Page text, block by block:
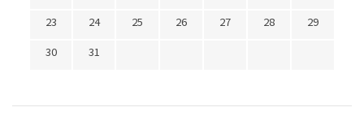
23
24 25 26 27 28
29
30
31